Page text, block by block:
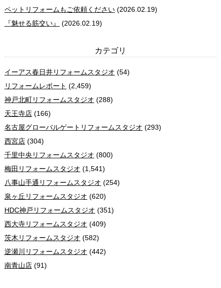
ペットリフォームもご依頼ください(2026.02.19)
『魅せる筋交い』
(2026.02.19)
カテゴリ
イーアス春日井リフォームスタジオ (54)
リフォームレポート (2,459)
神戸北町リフォームスタジオ (288)
天王寺店(166)
名古屋グローバルゲートリフォームスタジオ (293)
西宮店(304)
千里中央リフォームスタジオ (800)
梅田リフォームスタジオ (1,541)
八事山手通リフォームスタジオ (254)
泉ヶ丘リフォームスタジオ (620)
HDC神戸リフォームスタジオ (351)
西大寺リフォームスタジオ (409)
茨木リフォームスタジオ (582)
逆瀬川リフォームスタジオ (442)
南青山店(91)